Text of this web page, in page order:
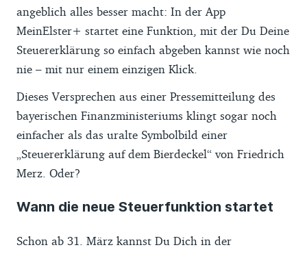
angeblich alles besser macht: In der App
MeinElster+ startet eine Funktion, mit der Du Deine
Steuererklärung so einfach abgeben kannst wie noch
nie – mit nur einem einzigen Klick.
Dieses Versprechen aus einer Pressemitteilung des
bayerischen Finanzministeriums klingt sogar noch
einfacher als das uralte Symbolbild einer
„Steuererklärung auf dem Bierdeckel“ von Friedrich
Merz. Oder?
Wann die neue Steuerfunktion startet
Schon ab 31. März kannst Du Dich in der